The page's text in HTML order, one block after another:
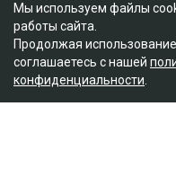
Мы используем файлы
работы сайта.
Продолжая
соглашаетесь с нашей
конфиденциальности